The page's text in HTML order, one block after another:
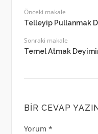
Önceki makale
Telleyip Pullanmak
Sonraki makale
Temel Atmak
BIR CEVAP YAZIN
Yorum *